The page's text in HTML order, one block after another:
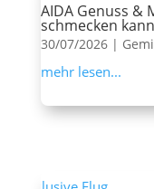
AIDA Genuss &
schmecken
30/07/2026|
mehr lesen...